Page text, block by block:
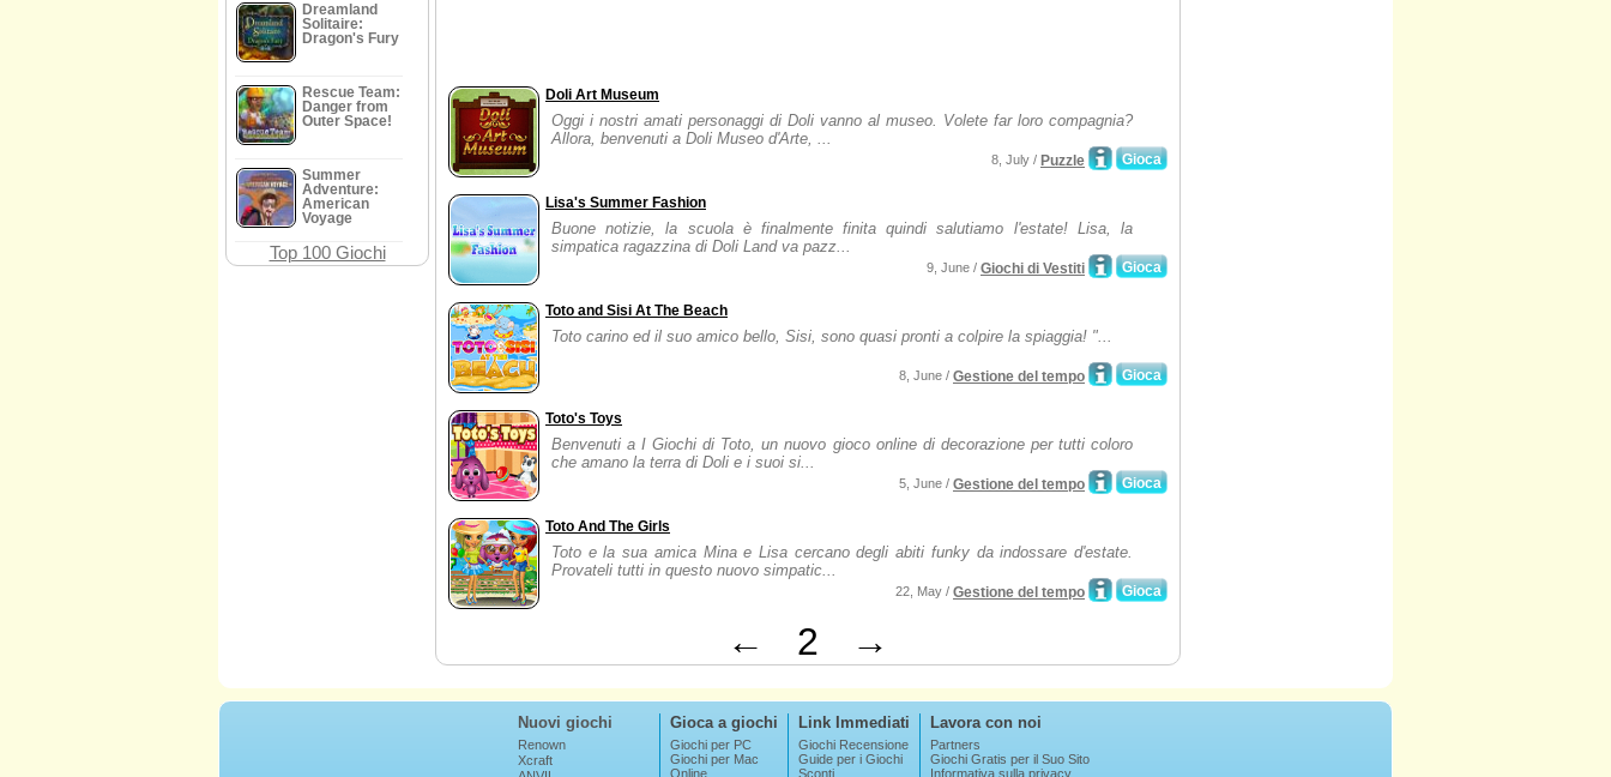
Dreamland
Solitaire:
Dragon's Fury
Rescue Team:
Danger from
Outer Space!
Summer
Adventure:
American
Voyage
Top 100 Giochi
Doli Art Museum
Oggi i nostri amati personaggi di Doli vanno al museo. Volete far loro compagnia?
Allora, benvenuti a Doli Museo d'Arte, ...
Gioca
8, July / Puzzle
Lisa's Summer Fashion
Buone notizie, la scuola è finalmente finita quindi salutiamo l'estate! Lisa, la
simpatica ragazzina di Doli Land va pazz...
Gioca
9, June / Giochi di Vestiti
Toto and Sisi At The Beach
Toto carino ed il suo amico bello, Sisi, sono quasi pronti a colpire la spiaggia! "...
Gioca
8, June / Gestione del tempo
Toto's Toys
Benvenuti a I Giochi di Toto, un nuovo gioco online di decorazione per tutti coloro
che amano la terra di Doli e i suoi si...
Gioca
5, June / Gestione del tempo
Toto And The Girls
Toto e la sua amica Mina e Lisa cercano degli abiti funky da indossare d'estate.
Provateli tutti in questo nuovo simpatic...
Gioca
22, May / Gestione del tempo
← 2 →
Nuovi giochi
Renown
Xcraft
Gioca a giochi
Giochi per PC
Giochi per Mac
Online
Link Immediati
Giochi Recensione
Guide per i Giochi
Sconti
Lavora con noi
Partners
Giochi Gratis per il Suo Sito
Informativa sulla privacy